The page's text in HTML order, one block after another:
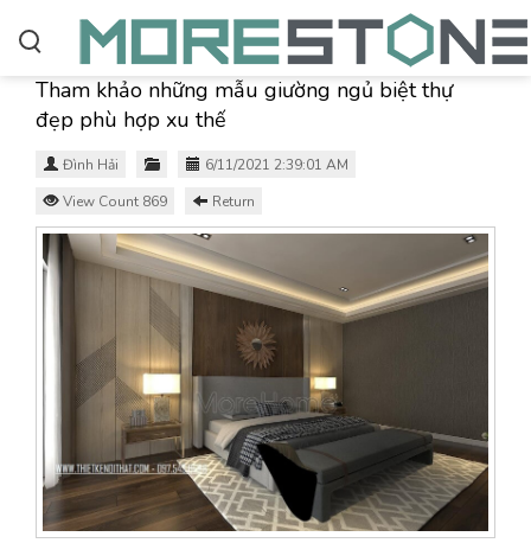
Tham khảo những mẫu giường ngủ biệt thự
đẹp phù hợp xu thế
Đình Hải
6/11/2021 2:39:01 AM
View Count 869
Return